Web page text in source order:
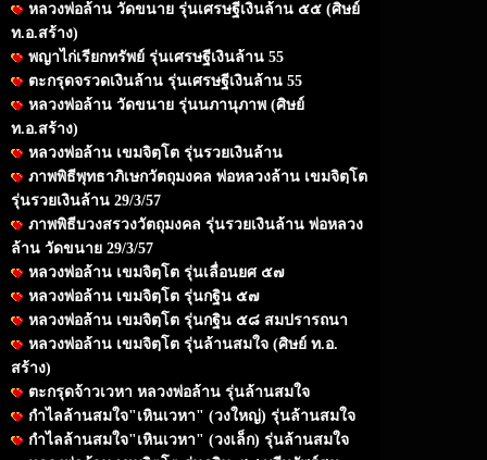
หลวงพ่อล้าน วัดขนาย รุ่นเศรษฐีเงินล้าน ๕๕ (ศิษย์
ท.อ.สร้าง)
พญาไก่เรียกทรัพย์ รุ่นเศรษฐีเงินล้าน 55
ตะกรุดจรวดเงินล้าน รุ่นเศรษฐีเงินล้าน 55
หลวงพ่อล้าน วัดขนาย รุ่นนภานุภาพ (ศิษย์
ท.อ.สร้าง)
หลวงพ่อล้าน เขมจิตฺโต รุ่นรวยเงินล้าน
ภาพพิธีพุทธาภิเษกวัตถุมงคล พ่อหลวงล้าน เขมจิตฺโต
รุ่นรวยเงินล้าน 29/3/57
ภาพพิธีบวงสรวงวัตถุมงคล รุ่นรวยเงินล้าน พ่อหลวง
ล้าน วัดขนาย 29/3/57
หลวงพ่อล้าน เขมจิตฺโต รุ่นเลื่อนยศ ๕๗
หลวงพ่อล้าน เขมจิตฺโต รุ่นกฐิน ๕๗
หลวงพ่อล้าน เขมจิตฺโต รุ่นกฐิน ๕๘ สมปรารถนา
หลวงพ่อล้าน เขมจิตฺโต รุ่นล้านสมใจ (ศิษย์ ท.อ.
สร้าง)
ตะกรุดจ้าวเวหา หลวงพ่อล้าน รุ่นล้านสมใจ
กำไลล้านสมใจ"เหินเวหา" (วงใหญ่) รุ่นล้านสมใจ
กำไลล้านสมใจ"เหินเวหา" (วงเล็ก) รุ่นล้านสมใจ